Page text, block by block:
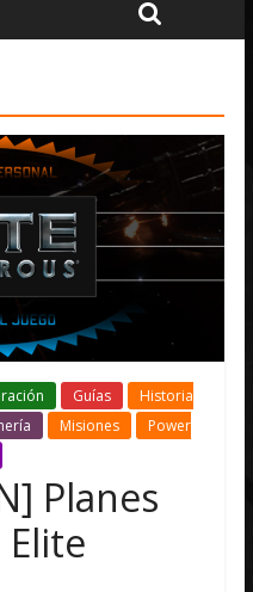
Guías
Historia
Misiones
Power
Planes